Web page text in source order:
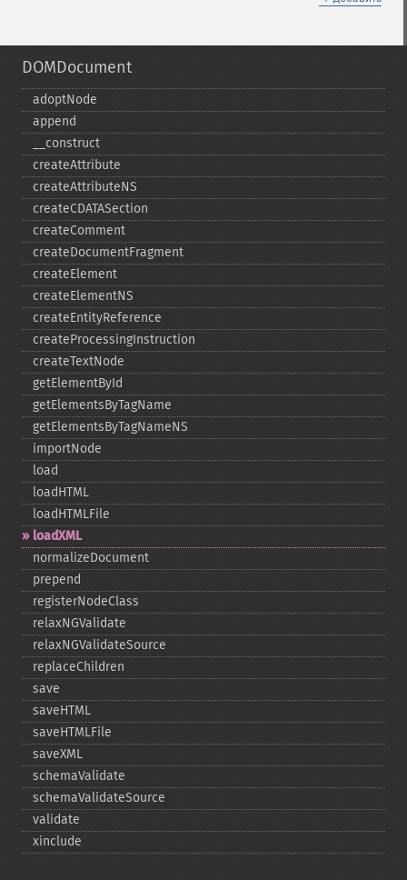
DOMDocument
adoptNode
append
_​_​construct
createAttribute
createAttributeNS
createCDATASection
createComment
createDocumentFragment
createElement
createElementNS
createEntityReference
createProcessingInstruction
createTextNode
getElementById
getElementsByTagName
getElementsByTagNameNS
importNode
load
loadHTML
loadHTMLFile
loadXML
normalizeDocument
prepend
registerNodeClass
relaxNGValidate
relaxNGValidateSource
replaceChildren
save
saveHTML
saveHTMLFile
saveXML
schemaValidate
schemaValidateSource
validate
xinclude